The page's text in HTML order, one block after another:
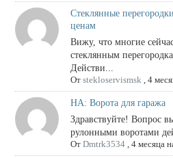
Стеклянные
ценам
Вижу, что многие
стеклянным
Действи...
От stekloservismsk, 4
НА: Ворота для гаража
Здравствуйте! Вопрос
рулонными воротами
От Dmtrk3534, 4 месяца